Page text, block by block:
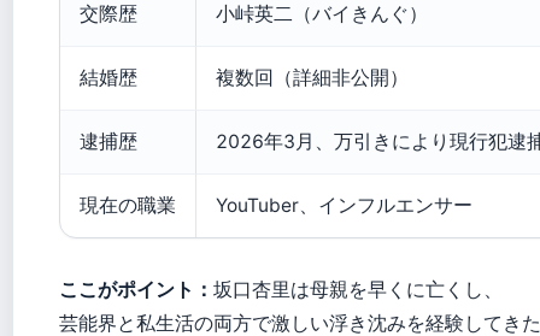
交際歴 小峠英二（バイきんぐ）
結婚歴 複数回（詳細非公開）
逮捕歴 2026年3月、万引きにより現行犯逮
現在の職業 YouTuber、インフルエンサー
ここがポイント： 坂口杏里は母親を早くに亡くし、
芸能界と私生活の両方で激しい浮き沈みを経験してき